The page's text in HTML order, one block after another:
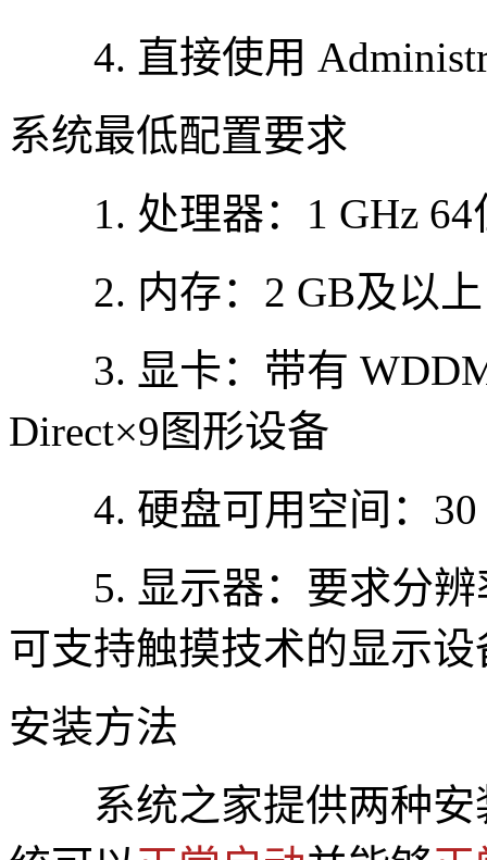
4. 直接使用
系统最低配置要求
1. 处理器：1 GHz 64
2. 内存：2 GB及以上
3. 显卡：带有 WDDM
Direct×9图形设备
4. 硬盘可用空间：30
5. 显示器：要求分辨
可支持触摸技术的显示设
安装方法
系统之家提供两种